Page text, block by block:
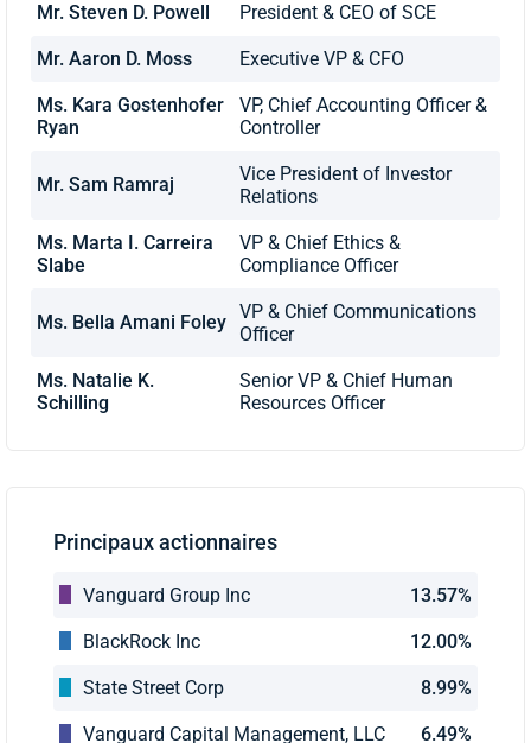
Mr. Steven D. Powell President & CEO of SCE
Mr. Aaron D. Moss Executive VP & CFO
Ms. Kara Gostenhofer
Ryan
VP, Chief Accounting Officer &
Controller
Mr. Sam Ramraj
Vice President of Investor
Relations
Ms. Marta I. Carreira
Slabe
VP & Chief Ethics &
Compliance Officer
Ms. Bella Amani Foley VP & Chief Communications
Officer
Ms. Natalie K.
Schilling
Senior VP & Chief Human
Resources Officer
Principaux actionnaires
Vanguard Group Inc 13.57%
BlackRock Inc 12.00%
State Street Corp 8.99%
Vanguard Capital Management, LLC 6.49%